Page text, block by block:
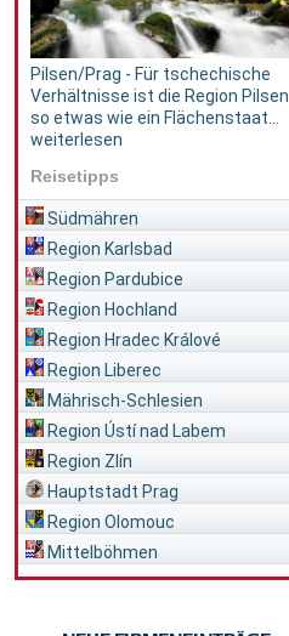
Pilsen/Prag - Für tschechische
Verhältnisse ist die Region Pilsen
so etwas wie ein Flächenstaat...
weiterlesen
Reisetipps
Südmähren
Region Karlsbad
Region Pardubice
Region Hochland
Region Hradec Králové
Region Liberec
Mährisch-Schlesien
Region Ústí nad Labem
Region Zlín
Hauptstadt Prag
Region Olomouc
Mittelböhmen